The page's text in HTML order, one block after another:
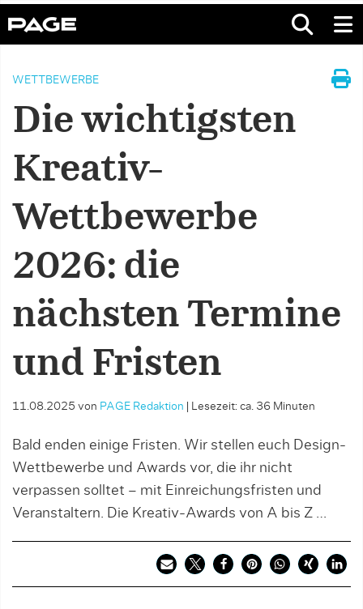
WETTBEWERBE
Die wichtigsten
Kreativ-
Wettbewerbe
2026: die
nächsten Termine
und Fristen
11.08.2025 von PAGE Redaktion Lesezeit: ca. 36 Minuten
Bald enden einige Fristen. Wir stellen euch Design-
Wettbewerbe und Awards vor, die ihr nicht
verpassen solltet – mit Einreichungsfristen und
Veranstaltern. Die Kreativ-Awards von A bis Z …